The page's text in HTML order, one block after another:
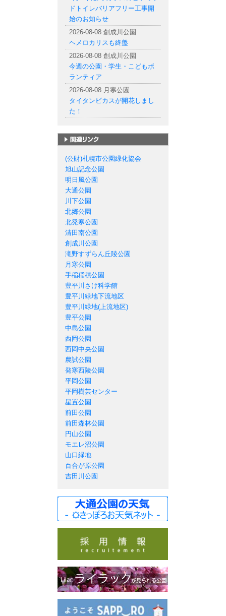
ドトイレバリアフリー工事開
始のお知らせ
2026-08-08 創成川公園
ヘメロカリスも終盤
2026-08-08 創成川公園
今週の公園・学生・こどもボ
ランティア
2026-08-08 月寒公園
タイタンビカスが開花しまし
た！
(公財)札幌市公園緑化協会
旭山記念公園
明日風公園
大通公園
川下公園
北郷公園
北発寒公園
清田南公園
創成川公園
滝野すずらん丘陵公園
月寒公園
手稲稲積公園
豊平川さけ科学館
豊平川緑地下流地区
豊平川緑地(上流地区)
豊平公園
中島公園
西岡公園
西岡中央公園
農試公園
発寒西陵公園
平岡公園
平岡樹芸センター
星置公園
前田公園
前田森林公園
円山公園
モエレ沼公園
山口緑地
百合が原公園
吉田川公園